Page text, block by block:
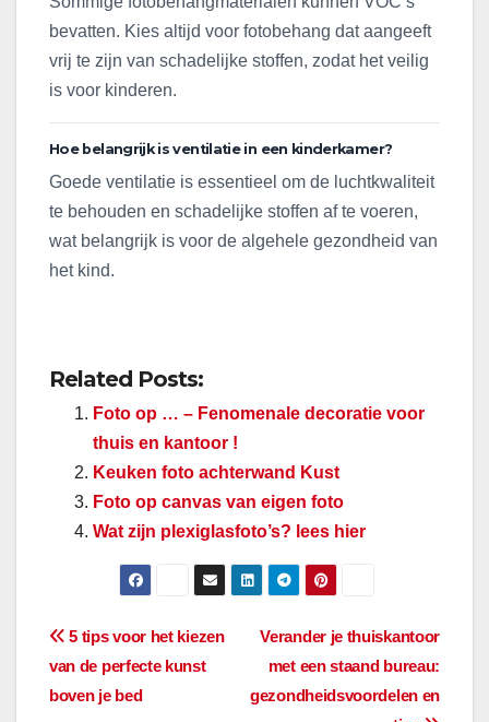
bevatten. Kies altijd voor fotobehang dat aangeeft
vrij te zijn van schadelijke stoffen, zodat het veilig
is voor kinderen.
Hoe belangrijk is ventilatie in een kinderkamer?
Goede ventilatie is essentieel om de luchtkwaliteit
te behouden en schadelijke stoffen af te voeren,
wat belangrijk is voor de algehele gezondheid van
het kind.
Related Posts:
Foto op … – Fenomenale decoratie voor
thuis en kantoor !
Keuken foto achterwand Kust
Foto op canvas van eigen foto
Wat zijn plexiglasfoto’s? lees hier
BerichtnavigatieVerander je thuiskantoor
met een staand bureau:
gezondheidsvoordelen en
5 tips voor het kiezen
van de perfecte kunst
boven je bed